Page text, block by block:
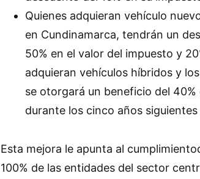
Quienes adquieran vehículo
en Cundinamarca, tendrán un
50% en el valor del impuesto y
adquieran vehículos híbridos y
se otorgará un beneficio del
durante los cinco años
Esta mejora le apunta al
100% de las entidades del sector